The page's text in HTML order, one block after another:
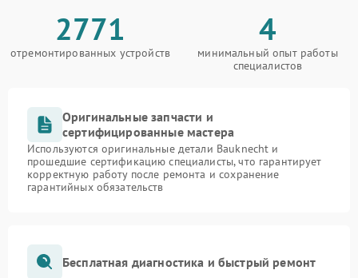
2771
отремонтированных устройств
4
минимальный опыт работы
специалистов
Оригинальные запчасти и
сертифицированные мастера
Используются оригинальные детали Bauknecht и
прошедшие сертификацию специалисты, что гарантирует
корректную работу после ремонта и сохранение
гарантийных обязательств
Бесплатная диагностика и быстрый ремонт